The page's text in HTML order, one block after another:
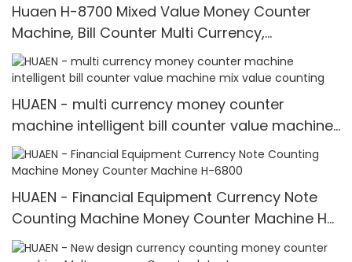
Huaen H-8700 Mixed Value Money Counter
Machine, Bill Counter Multi Currency,
IMG/UV/MG/IR/WL Detection with print
HUAEN - multi currency money counter
machine intelligent bill counter value machine
mix value counting
HUAEN - Financial Equipment Currency Note
Counting Machine Money Counter Machine H-
6800